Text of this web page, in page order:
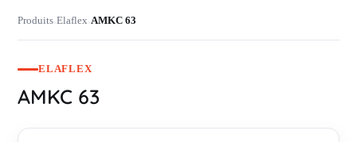
Produits›Elaflex›AMKC 63
ELAFLEX
AMKC 63